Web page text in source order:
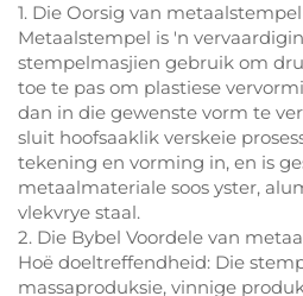
1. Die Oorsig van
Metaalstempel is 'n
stempelmasjien gebruik om
toe te pas om plastiese
dan in die gewenste vorm te
sluit hoofsaaklik verskeie
tekening en vorming in, en is
metaalmateriale soos yster,
vlekvrye staal.
2. Die Bybel Voordele van
Hoë doeltreffendheid: Die
massaproduksie, vinnige